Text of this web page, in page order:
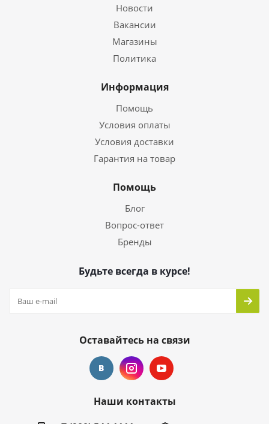
Новости
Вакансии
Магазины
Политика
Информация
Помощь
Условия оплаты
Условия доставки
Гарантия на товар
Помощь
Блог
Вопрос-ответ
Бренды
Будьте всегда в курсе!
Оставайтесь на связи
Наши контакты